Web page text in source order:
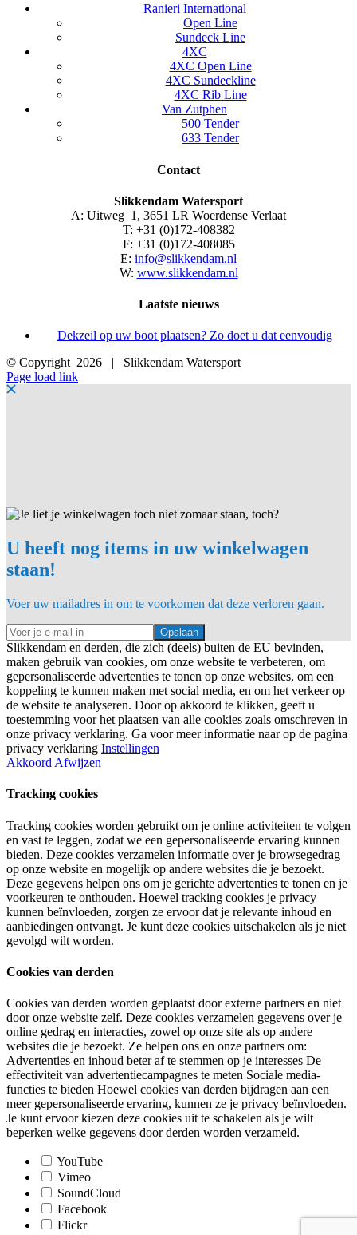
Ranieri International
Open Line
Sundeck Line
4XC
4XC Open Line
4XC Sundeckline
4XC Rib Line
Van Zutphen
500 Tender
633 Tender
Contact
Slikkendam Watersport
A: Uitweg 1, 3651 LR Woerdense Verlaat
T: +31 (0)172-408382
F: +31 (0)172-408085
E: info@slikkendam.nl
W: www.slikkendam.nl
Laatste nieuws
Dekzeil op uw boot plaatsen? Zo doet u dat eenvoudig
© Copyright 2026 | Slikkendam Watersport
Facebook
Instagram
LinkedIn
YouTube
X
E-
mail
Page load link
U heeft nog items in uw winkelwagen
staan!
Voer uw mailadres in om te voorkomen dat deze verloren gaan.
Opslaan
Slikkendam en derden, die zich (deels) buiten de EU bevinden,
maken gebruik van cookies, om onze website te verbeteren, om
gepersonaliseerde advertenties te tonen op onze websites, om een
koppeling te kunnen maken met social media, en om het verkeer op
de website te analyseren. Door op akkoord te klikken, geeft u
toestemming voor het plaatsen van alle cookies zoals omschreven in
onze privacy verklaring. Ga voor meer informatie naar op de pagina
privacy verklaring Instellingen
Akkoord Afwijzen
Tracking cookies
Tracking cookies worden gebruikt om je online activiteiten te volgen
en vast te leggen, zodat we een gepersonaliseerde ervaring kunnen
bieden. Deze cookies verzamelen informatie over je browsegedrag
op onze website en mogelijk op andere websites die je bezoekt.
Deze gegevens helpen ons om je gerichte advertenties te tonen en je
voorkeuren te onthouden. Hoewel tracking cookies je privacy
kunnen beïnvloeden, zorgen ze ervoor dat je relevante inhoud en
aanbiedingen ontvangt. Je kunt deze cookies uitschakelen als je niet
gevolgd wilt worden.
Cookies van derden
Cookies van derden worden geplaatst door externe partners en niet
door onze website zelf. Deze cookies verzamelen gegevens over je
online gedrag en interacties, zowel op onze site als op andere
websites die je bezoekt. Ze helpen ons en onze partners om:
Advertenties en inhoud beter af te stemmen op je interesses De
effectiviteit van advertentiecampagnes te meten Sociale media-
functies te bieden Hoewel cookies van derden bijdragen aan een
meer gepersonaliseerde ervaring, kunnen ze je privacy beïnvloeden.
Je kunt ervoor kiezen deze cookies uit te schakelen als je wilt
beperken welke gegevens door derden worden verzameld.
YouTube
Vimeo
SoundCloud
Facebook
Flickr